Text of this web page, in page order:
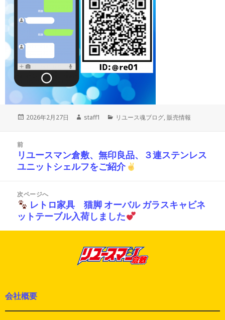
投
2026年2月27日
作
staff1
カ
ー
リユース魂ブログ,販売情報
前
前
の
稿:
リユースマン倉敷、無印良品、３連ステンレス
ユニットシェルフをご紹介
次ページへ
次
の
投
レトロ家具 猫脚 オーバル ガラスキャビネ
ットテーブル入荷しました
会社概要